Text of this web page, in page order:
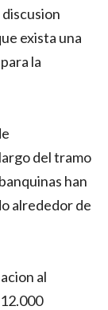
exista una
la
del tramo
han
alrededor de
al